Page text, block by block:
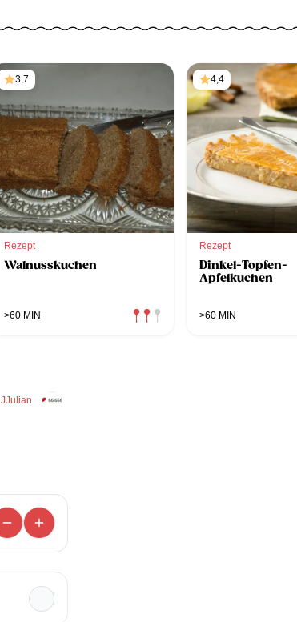
3,7
Rezept
Walnusskuchen
>60 MIN
4,4
Rezept
Dinkel-Topfen-
Apfelkuchen
>60 MIN
JJulian